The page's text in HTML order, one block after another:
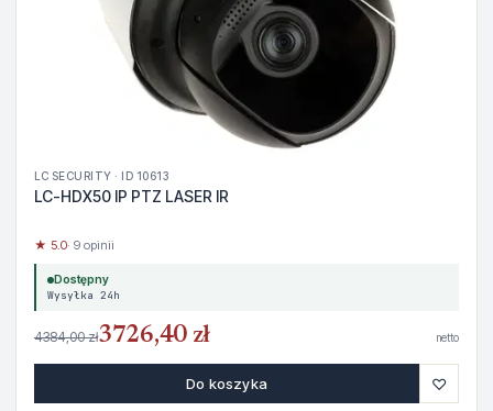
LC SECURITY · ID 10613
LC-HDX50 IP PTZ LASER IR
★ 5.0· 9 opinii
Dostępny
Wysyłka 24h
4384,00 zł3726,40 zł netto
Do koszyka ♡